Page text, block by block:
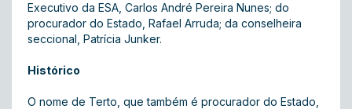
Executivo da ESA, Carlos André Pereira Nunes; do
procurador do Estado, Rafael Arruda; da conselheira
seccional, Patrícia Junker.
Histórico
O nome de Terto, que também é procurador do Estado,